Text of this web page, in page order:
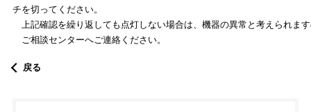
チを切ってください。
上記確認を繰り返しても点灯しない場合は、機器の異常と考えられま
ご相談センターへご連絡ください。
戻る